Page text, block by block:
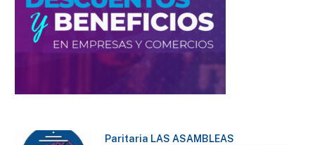
Paritaria LAS ASAMBLEAS